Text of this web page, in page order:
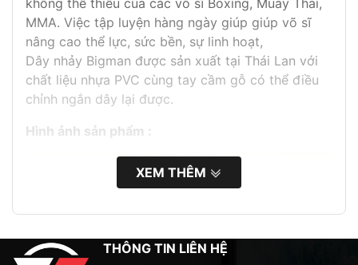
không thể thiếu của các võ sĩ Boxing, Muay Thai,
MMA. Việc tập luyện hàng ngày giúp giúp võ sĩ
nâng cao thể lực, sức bền, sự linh hoạt,
Dây nhảy Bigman được sản xuất tại Thái Lan với
chất liệu nhựa PVC cùng tay cầm gỗ có thể điều
chỉnh ngắn dây lại được.
Hình ảnh sản phẩm :
XEM THÊM
THÔNG TIN LIÊN HỆ